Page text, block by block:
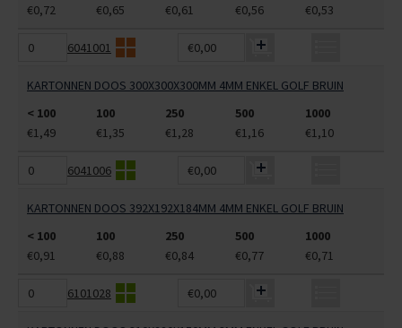
€0,72
€0,65 €0,61 €0,56 €0,53
6041001 €0,00
KARTONNEN DOOS 300X300X300MM 4MM ENKEL GOLF BRUIN
< 100
100 250 500
1000
€1,49
€1,35 €1,28 €1,16 €1,10
6041006 €0,00
KARTONNEN DOOS 392X192X184MM 4MM ENKEL GOLF BRUIN
< 100
100 250 500
1000
€0,91
€0,88 €0,84 €0,77 €0,71
6101028 €0,00